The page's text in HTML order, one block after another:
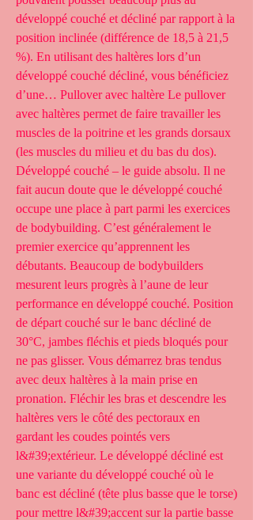
développé couché et décliné par rapport à la
position inclinée (différence de 18,5 à 21,5
%). En utilisant des haltères lors d’un
développé couché décliné, vous bénéficiez
d’une… Pullover avec haltère Le pullover
avec haltères permet de faire travailler les
muscles de la poitrine et les grands dorsaux
(les muscles du milieu et du bas du dos).
Développé couché – le guide absolu. Il ne
fait aucun doute que le développé couché
occupe une place à part parmi les exercices
de bodybuilding. C’est généralement le
premier exercice qu’apprennent les
débutants. Beaucoup de bodybuilders
mesurent leurs progrès à l’aune de leur
performance en développé couché. Position
de départ couché sur le banc décliné de
30°C, jambes fléchis et pieds bloqués pour
ne pas glisser. Vous démarrez bras tendus
avec deux haltères à la main prise en
pronation. Fléchir les bras et descendre les
haltères vers le côté des pectoraux en
gardant les coudes pointés vers
l&#39;extérieur. Le développé décliné est
une variante du développé couché où le
banc est décliné (tête plus basse que le torse)
pour mettre l&#39;accent sur la partie basse